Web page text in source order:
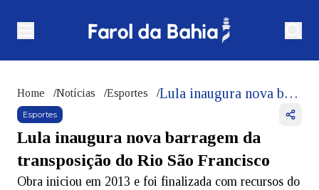
Home /Notícias /Esportes / Lula inaugura nova barragem da transposição do Rio São Francisco
Esportes
Lula inaugura nova barragem da
transposição do Rio São Francisco
Obra iniciou em 2013 e foi finalizada com recursos do